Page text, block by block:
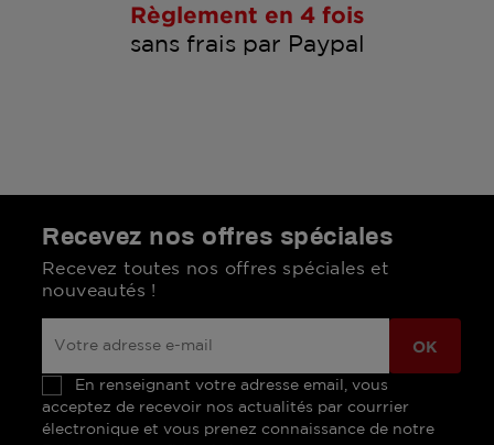
Règlement en 4 fois
sans frais par Paypal
Recevez nos offres spéciales
Recevez toutes nos offres spéciales et
nouveautés !
En renseignant votre adresse email, vous
acceptez de recevoir nos actualités par courrier
électronique et vous prenez connaissance de notre